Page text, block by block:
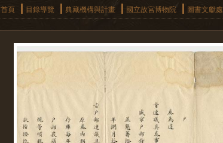
首頁
目錄導覽 典藏機構與計畫 國立故宮博物院 圖書文獻處